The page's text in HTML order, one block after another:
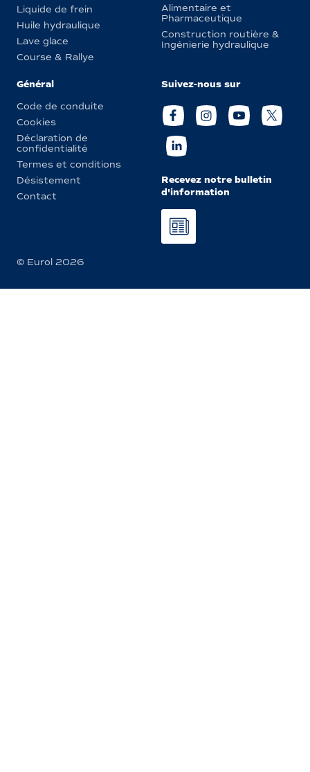
Liquide de frein
Huile hydraulique
Lave glace
Course & Rallye
Alimentaire et
Pharmaceutique
Construction routière &
Ingénierie hydraulique
Général
Code de conduite
Cookies
Déclaration de
confidentialité
Termes et conditions
Désistement
Contact
Suivez-nous sur
Recevez notre bulletin
d'information
© Eurol 2026